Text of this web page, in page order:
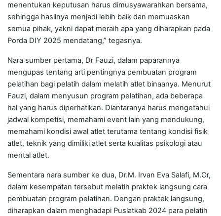
menentukan keputusan harus dimusyawarahkan bersama,
sehingga hasilnya menjadi lebih baik dan memuaskan
semua pihak, yakni dapat meraih apa yang diharapkan pada
Porda DIY 2025 mendatang,” tegasnya.
Nara sumber pertama, Dr Fauzi, dalam paparannya
mengupas tentang arti pentingnya pembuatan program
pelatihan bagi pelatih dalam melatih atlet binaanya. Menurut
Fauzi, dalam menyusun program pelatihan, ada beberapa
hal yang harus diperhatikan. Diantaranya harus mengetahui
jadwal kompetisi, memahami event lain yang mendukung,
memahami kondisi awal atlet terutama tentang kondisi fisik
atlet, teknik yang dimiliki atlet serta kualitas psikologi atau
mental atlet.
Sementara nara sumber ke dua, Dr.M. Irvan Eva Salafi, M.Or,
dalam kesempatan tersebut melatih praktek langsung cara
pembuatan program pelatihan. Dengan praktek langsung,
diharapkan dalam menghadapi Puslatkab 2024 para pelatih